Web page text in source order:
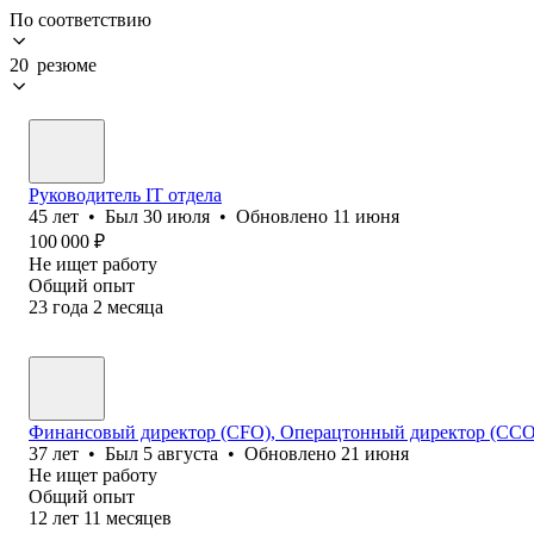
По соответствию
20 резюме
Руководитель IT отдела
45 лет • Был 30 июля • Обновлено 11 июня
100 000 ₽
Не ищет работу
Общий опыт
23 года 2 месяца
Финансовый директор (CFO), Операцтонный директор
37 лет • Был 5 августа • Обновлено 21 июня
Не ищет работу
Общий опыт
12 лет 11 месяцев